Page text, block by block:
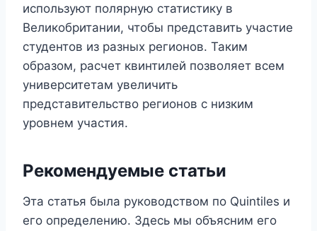
используют полярную статистику в
Великобритании, чтобы представить участие
студентов из разных регионов. Таким
образом, расчет квинтилей позволяет всем
университетам увеличить
представительство регионов с низким
уровнем участия.
Рекомендуемые статьи
Эта статья была руководством по Quintiles и
его определению. Здесь мы объясним его